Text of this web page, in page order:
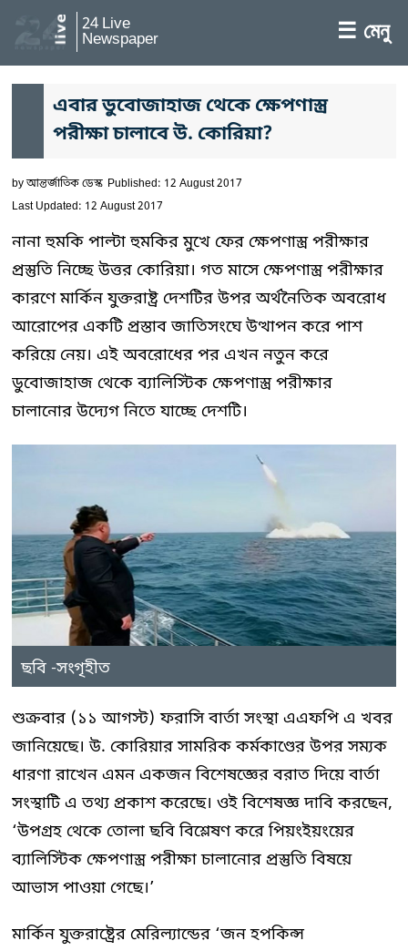
24 Live
Newspaper ☰ মেনু
এবার ডুবোজাহাজ থেকে ক্ষেপণাস্ত্র
পরীক্ষা চালাবে উ. কোরিয়া?
byআন্তর্জাতিক ডেস্ক Published: 12 August 2017
Last Updated: 12 August 2017
নানা হুমকি পাল্টা হুমকির মুখে ফের ক্ষেপণাস্ত্র পরীক্ষার
প্রস্তুতি নিচ্ছে উত্তর কোরিয়া। গত মাসে ক্ষেপণাস্ত্র পরীক্ষার
কারণে মার্কিন যুক্তরাষ্ট্র দেশটির উপর অর্থনৈতিক অবরোধ
আরোপের একটি প্রস্তাব জাতিসংঘে উত্থাপন করে পাশ
করিয়ে নেয়। এই অবরোধের পর এখন নতুন করে
ডুবোজাহাজ থেকে ব্যালিস্টিক ক্ষেপণাস্ত্র পরীক্ষার
চালানোর উদ্যেগ নিতে যাচ্ছে দেশটি।
ছবি -সংগৃহীত
শুক্রবার (১১ আগস্ট) ফরাসি বার্তা সংস্থা এএফপি এ খবর
জানিয়েছে। উ. কোরিয়ার সামরিক কর্মকাণ্ডের উপর সম্যক
ধারণা রাখেন এমন একজন বিশেষজ্ঞের বরাত দিয়ে বার্তা
সংস্থাটি এ তথ্য প্রকাশ করেছে। ওই বিশেষজ্ঞ দাবি করছেন,
‘উপগ্রহ থেকে তোলা ছবি বিশ্লেষণ করে পিয়ংইয়ংয়ের
ব্যালিস্টিক ক্ষেপণাস্ত্র পরীক্ষা চালানোর প্রস্তুতি বিষয়ে
আভাস পাওয়া গেছে।’
মার্কিন যুক্তরাষ্ট্রের মেরিল্যান্ডের ‘জন হপকিন্স